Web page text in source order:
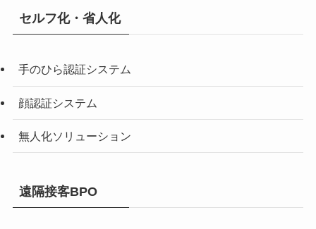
セルフ化・省人化
手のひら認証システム
顔認証システム
無人化ソリューション
遠隔接客BPO